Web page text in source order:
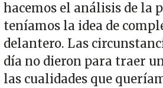
hacemos el análisis de la
teníamos la idea de
delantero. Las
día no dieron para traer
las cualidades que